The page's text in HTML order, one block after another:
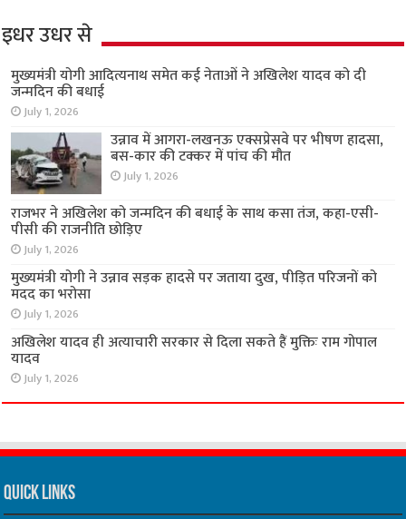
इधर उधर से
मुख्यमंत्री योगी आदित्यनाथ समेत कई नेताओं ने अखिलेश यादव को दी
जन्मदिन की बधाई
July 1, 2026
उन्नाव में आगरा-लखनऊ एक्सप्रेसवे पर भीषण हादसा,
बस-कार की टक्कर में पांच की मौत
July 1, 2026
राजभर ने अखिलेश को जन्मदिन की बधाई के साथ कसा तंज, कहा-एसी-
पीसी की राजनीति छोड़िए
July 1, 2026
मुख्यमंत्री योगी ने उन्नाव सड़क हादसे पर जताया दुख, पीड़ित परिजनों को
मदद का भरोसा
July 1, 2026
अखिलेश यादव ही अत्याचारी सरकार से दिला सकते हैं मुक्तिः राम गोपाल
यादव
July 1, 2026
Quick Links